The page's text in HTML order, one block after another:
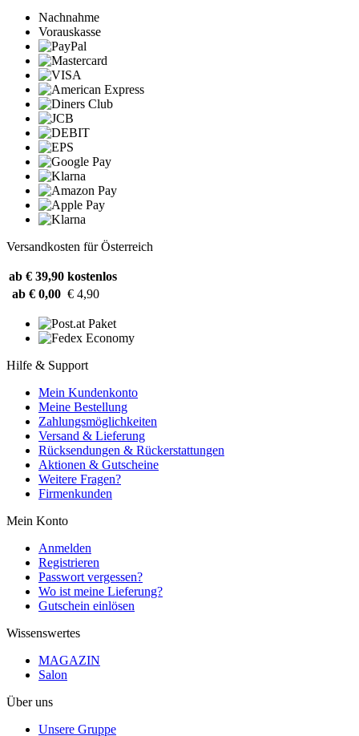
Nachnahme
Vorauskasse
Versandkosten für Österreich
ab € 39,90 kostenlos
ab € 0,00 € 4,90
Hilfe & Support
Mein Kundenkonto
Meine Bestellung
Zahlungsmöglichkeiten
Versand & Lieferung
Rücksendungen & Rückerstattungen
Aktionen & Gutscheine
Weitere Fragen?
Firmenkunden
Mein Konto
Anmelden
Registrieren
Passwort vergessen?
Wo ist meine Lieferung?
Gutschein einlösen
Wissenswertes
MAGAZIN
Salon
Über uns
Unsere Gruppe